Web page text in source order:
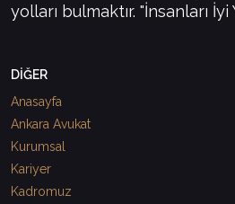
yolları bulmaktır. "İnsanları İyi
DİĞER
Anasayfa
Ankara Avukat
Kurumsal
Kariyer
Kadromuz